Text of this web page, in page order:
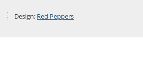
Design: Red Peppers